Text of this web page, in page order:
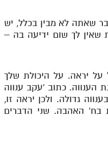
שאתה לא מבין בכלל, יש
שאין לך שום ידיעה בה –
על יראה. על היכולת שלך
הענווה. כתוב 'עקב ענווה
גדולה. ולכן יראה זו,
האהבה. שני הדברים